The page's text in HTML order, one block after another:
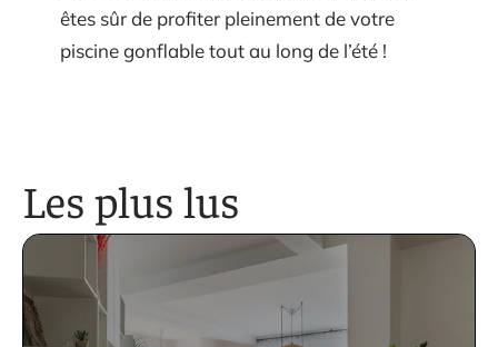
êtes sûr de profiter pleinement de votre
piscine gonflable tout au long de l’été !
Les plus lus